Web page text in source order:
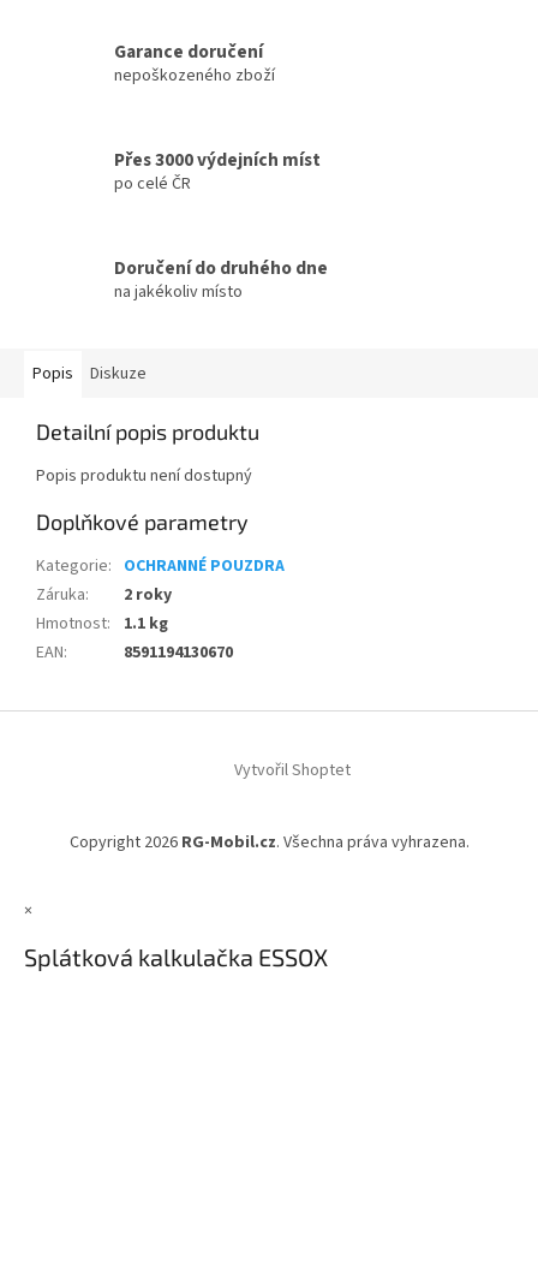
Garance doručení
nepoškozeného zboží
Přes 3000 výdejních míst
po celé ČR
Doručení do druhého dne
na jakékoliv místo
Popis Diskuze
Detailní popis produktu
Popis produktu není dostupný
Doplňkové parametry
Kategorie: OCHRANNÉ POUZDRA
Záruka:
2 roky
Hmotnost:
1.1 kg
EAN: 8591194130670
Vytvořil Shoptet
Copyright 2026 RG-Mobil.cz. Všechna práva vyhrazena.
×
Splátková kalkulačka ESSOX